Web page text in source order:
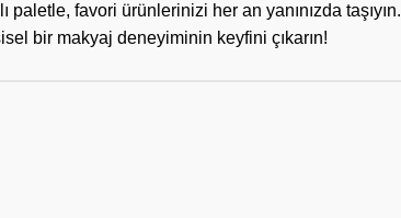
paletle, favori ürünlerinizi her an yanınızda taşıyın.
bir makyaj deneyiminin keyfini çıkarın!